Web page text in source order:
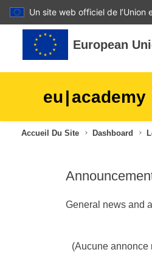
Un site web officiel de l’Union
Passer au contenu principal
European
eu|academy
Accueil Du Site Dashboard
General news and
(Aucune annonce